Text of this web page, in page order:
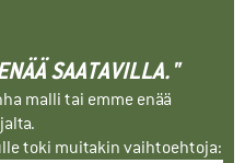
SAATAVILLA."
malli tai emme enää
toki muitakin vaihtoehtoja: